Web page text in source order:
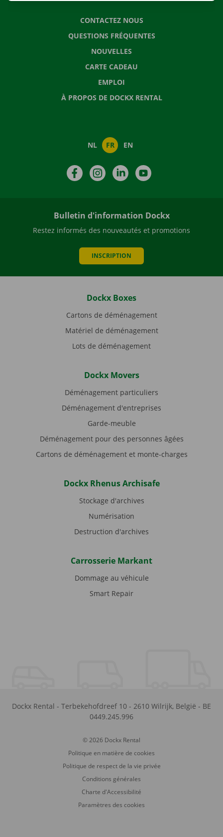
CONTACTEZ NOUS
QUESTIONS FRÉQUENTES
NOUVELLES
CARTE CADEAU
EMPLOI
À PROPOS DE DOCKX RENTAL
NL FR EN
FacebookInstagramLinkedIn
Bulletin d'information Dockx
Restez informés des nouveautés et promotions
INSCRIPTION
Dockx Boxes
Cartons de déménagement
Matériel de déménagement
Lots de déménagement
Dockx Movers
Déménagement particuliers
Déménagement d'entreprises
Garde-meuble
Déménagement pour des personnes âgées
Cartons de déménagement et monte-charges
Dockx Rhenus Archisafe
Stockage d'archives
Numérisation
Destruction d'archives
Carrosserie Markant
Dommage au véhicule
Smart Repair
Dockx Rental - Terbekehofdreef 10 - 2610 Wilrijk, België - BE
0449.245.996
© 2026 Dockx Rental
Politique en matière de cookies
Politique de respect de la vie privée
Conditions générales
Charte d'Accessibilité
Paramètres des cookies